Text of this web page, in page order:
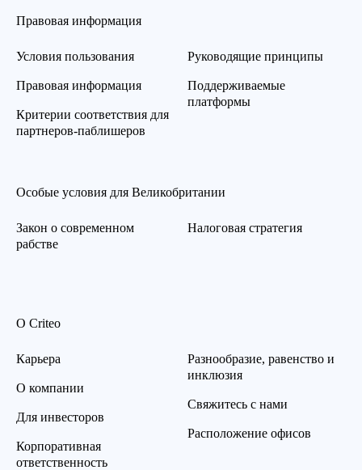
Правовая информация
Условия пользования
Правовая информация
Критерии соответствия для
партнеров-паблишеров
Руководящие принципы
Поддерживаемые
платформы
Особые условия для Великобритании
Закон о современном
рабстве
Налоговая стратегия
О Criteo
Карьера
О компании
Для инвесторов
Корпоративная
ответственность
Разнообразие, равенство и
инклюзия
Свяжитесь с нами
Расположение офисов